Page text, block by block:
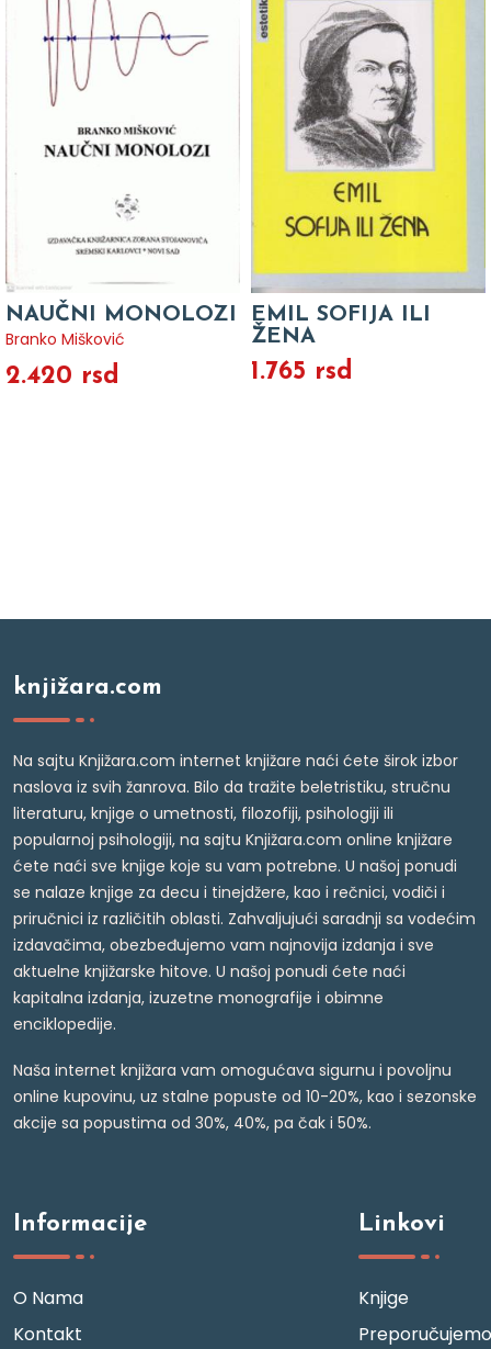
NAUČNI MONOLOZI
Branko Mišković
2.420 rsd
EMIL SOFIJA ILI
ŽENA
1.765 rsd
knjižara.com
Na sajtu Knjižara.com internet knjižare naći ćete širok izbor
naslova iz svih žanrova. Bilo da tražite beletristiku, stručnu
literaturu, knjige o umetnosti, filozofiji, psihologiji ili
popularnoj psihologiji, na sajtu Knjižara.com online knjižare
ćete naći sve knjige koje su vam potrebne. U našoj ponudi
se nalaze knjige za decu i tinejdžere, kao i rečnici, vodiči i
priručnici iz različitih oblasti. Zahvaljujući saradnji sa vodećim
izdavačima, obezbeđujemo vam najnovija izdanja i sve
aktuelne knjižarske hitove. U našoj ponudi ćete naći
kapitalna izdanja, izuzetne monografije i obimne
enciklopedije.
Naša internet knjižara vam omogućava sigurnu i povoljnu
online kupovinu, uz stalne popuste od 10-20%, kao i sezonske
akcije sa popustima od 30%, 40%, pa čak i 50%.
Informacije
O Nama
Kontakt
Linkovi
Knjige
Preporučujemo